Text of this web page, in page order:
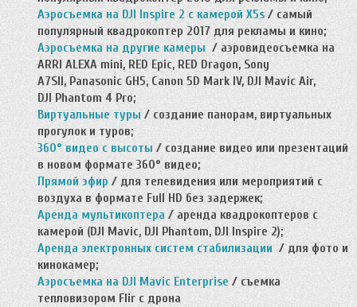
Аэросъемка на DJI Inspire 2 с камерой X5s/ самый
популярный квадрокоптер 2017 для рекламы и кино;
Аэросъемка на другие камеры / аэровидеосъемка на
ARRI ALEXA mini, RED Epic, RED Dragon, Sony
A7SII, Panasonic GH5, Canon 5D Mark IV, DJI Mavic Air,
DJI Phantom 4 Pro;
Виртуальные туры/ создание панорам, виртуальных
прогулок и туров;
360° видео с высоты/ создание видео или презентаций
в новом формате 360° видео;
Прямойэфир / для телевидения или мероприятий с
воздуха в формате Full HD без задержек;
Аренда мультикоптера / аренда квадрокоптеров с
камерой (DJI Mavic, DJI Phantom, DJI Inspire 2);
Аренда электронных систем стабилизации / для фото и
кинокамер;
Аэросъемка на DJI Mavic Enterprise/ cъемка
тепловизором Flir с дрона